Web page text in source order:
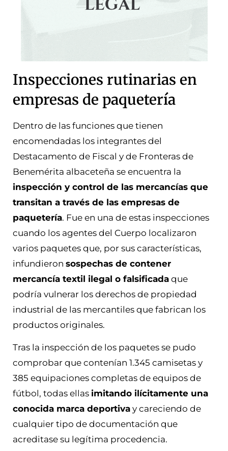
Inspecciones rutinarias en
empresas de paquetería
Dentro de las funciones que tienen
encomendadas los integrantes del
Destacamento de Fiscal y de Fronteras de
Benemérita albaceteña se encuentra la
inspección y control de las mercancías que
transitan a través de las empresas de
paquetería. Fue en una de estas inspecciones
cuando los agentes del Cuerpo localizaron
varios paquetes que, por sus características,
infundieron sospechas de contener
mercancía textil ilegal o falsificada que
podría vulnerar los derechos de propiedad
industrial de las mercantiles que fabrican los
productos originales.
Tras la inspección de los paquetes se pudo
comprobar que contenían 1.345 camisetas y
385 equipaciones completas de equipos de
fútbol, todas ellas imitando ilícitamente una
conocida marca deportiva y careciendo de
cualquier tipo de documentación que
acreditase su legítima procedencia.